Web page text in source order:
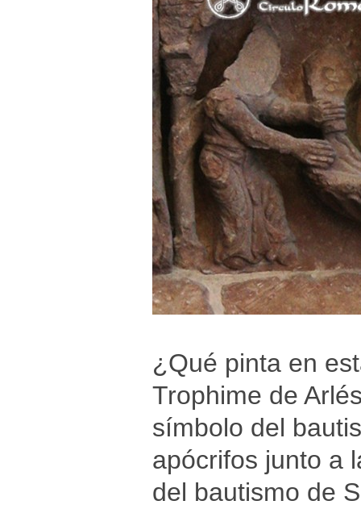
¿Qué pinta en
Trophime de
símbolo del
apócrifos junto a
del bautismo de